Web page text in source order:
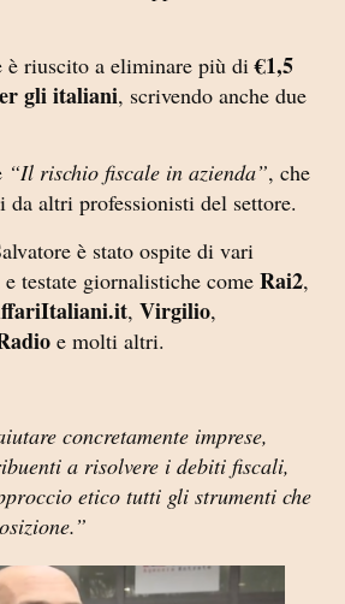
è riuscito a eliminare più di€1,5
gli italiani, scrivendo anche due
“Il rischio fiscale in azienda”, che
da altri professionisti del settore.
è stato ospite di vari
testate giornalistiche come Rai2,
, Virgilio,
e molti altri.
concretamente imprese,
a risolvere i debiti fiscali,
etico tutti gli strumenti che